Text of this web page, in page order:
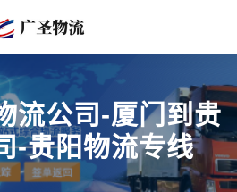
流公司-厦门到贵
-贵阳物流专线